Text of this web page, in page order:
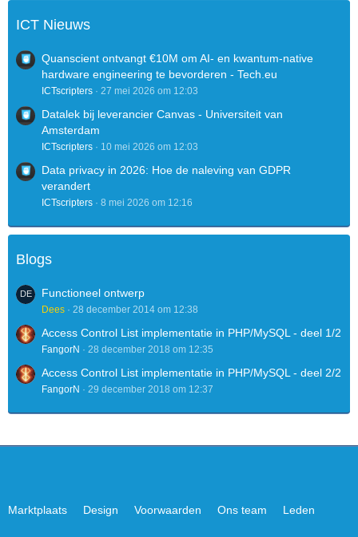
ICT Nieuws
Quanscient ontvangt €10M om AI- en kwantum-native
hardware engineering te bevorderen - Tech.eu
ICTscripters 27 mei 2026 om 12:03
Datalek bij leverancier Canvas - Universiteit van
Amsterdam
ICTscripters 10 mei 2026 om 12:03
Data privacy in 2026: Hoe de naleving van GDPR
verandert
ICTscripters 8 mei 2026 om 12:16
Blogs
Functioneel ontwerp
Dees 28 december 2014 om 12:38
Access Control List implementatie in PHP/MySQL - deel 1/2
FangorN 28 december 2018 om 12:35
Access Control List implementatie in PHP/MySQL - deel 2/2
FangorN 29 december 2018 om 12:37
Marktplaats Design Voorwaarden Ons team Leden